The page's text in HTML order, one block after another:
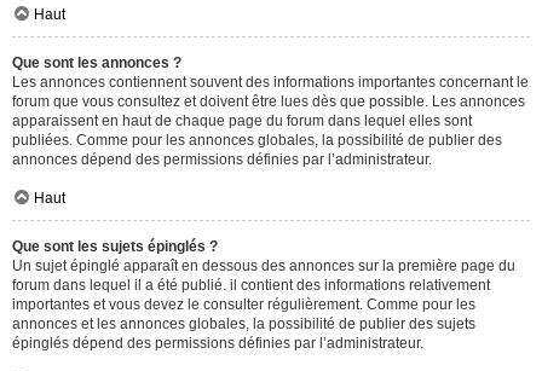
Haut
Que sont les annonces ?
Les annonces contiennent souvent des informations importantes concernant le
forum que vous consultez et doivent être lues dès que possible. Les annonces
apparaissent en haut de chaque page du forum dans lequel elles sont
publiées. Comme pour les annonces globales, la possibilité de publier des
annonces dépend des permissions définies par l’administrateur.
Haut
Que sont les sujets épinglés ?
Un sujet épinglé apparaît en dessous des annonces sur la première page du
forum dans lequel il a été publié. il contient des informations relativement
importantes et vous devez le consulter régulièrement. Comme pour les
annonces et les annonces globales, la possibilité de publier des sujets
épinglés dépend des permissions définies par l’administrateur.